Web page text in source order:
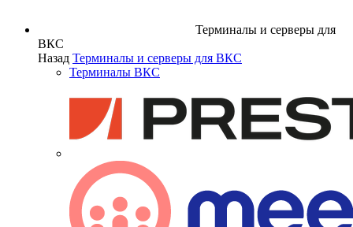
Терминалы и серверы для
ВКС
Назад Терминалы и серверы для ВКС
Терминалы ВКС